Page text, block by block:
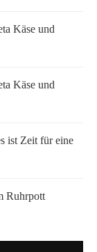
Käse und
Käse und
ist Zeit für eine
Ruhrpott